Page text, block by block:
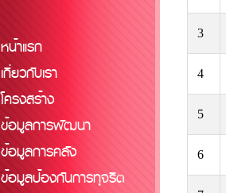
หน้าแรก
เกี่ยวกับเรา
โครงสร้าง
ข้อมูลการพัฒนา
ข้อมูลการคลัง
ข้อมูลป้องกันการทุจริต
3
4
5
6